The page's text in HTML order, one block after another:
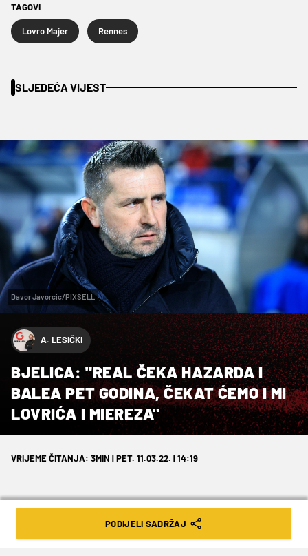
TAGOVI
Lovro Majer Rennes
SLJEDEĆA VIJEST
Davor Javorcic/PIXSELL
A. LESIČKI
BJELICA: "REAL ČEKA HAZARDA I
BALEA PET GODINA, ČEKAT ĆEMO I MI
LOVRIĆA I MIEREZA"
VRIJEME ČITANJA: 3MIN | PET. 11.03.22. | 14:19
PODIJELI SADRŽAJ